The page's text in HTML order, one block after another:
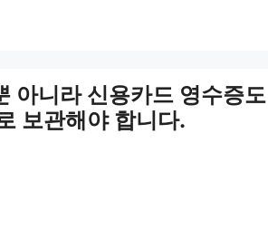
아니라 신용카드 영수증도
보관해야 합니다.